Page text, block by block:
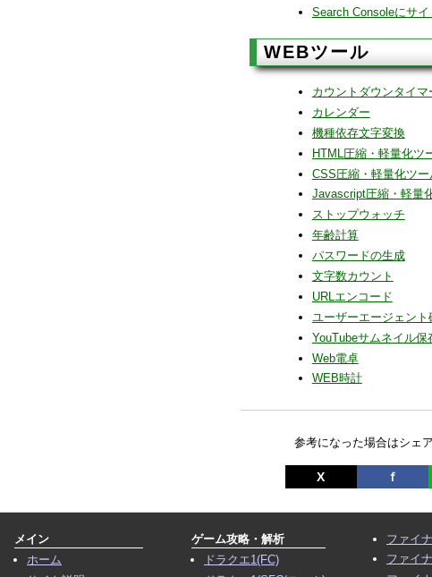
Search Consoleにサ
WEBツール
カウントダウンタイマ
カレンダー
機種依存文字変換
HTML圧縮・軽量化ツ
CSS圧縮・軽量化ツー
Javascript圧縮・軽量
ストップウォッチ
年齢計算
パスワードの生成
文字数カウント
URLエンコード
ユーザーエージェント
YouTubeサムネイル保
Web電卓
WEB時計
参考になった場合はシェ
X ｆ
メイン
ホーム
ゲーム攻略・解析
ドラクエ1(FC)
ファイ
ファイ